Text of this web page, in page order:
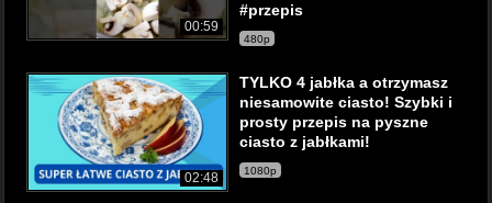
00:59
#przepis
480p
02:48
TYLKO 4 jabłka a otrzymasz
niesamowite ciasto! Szybki i
prosty przepis na pyszne
ciasto z jabłkami!
1080p